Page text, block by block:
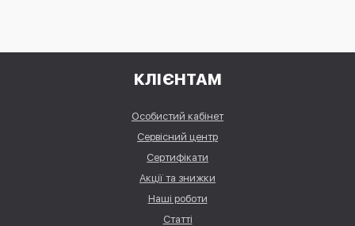
КЛІЄНТАМ
Особистий кабінет
Сервісний центр
Сертифікати
Акції та знижки
Наші роботи
Статті